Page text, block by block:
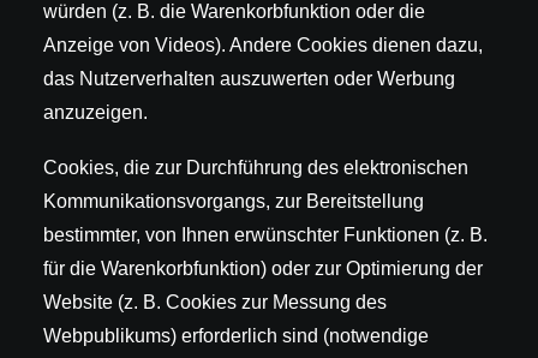
würden (z. B. die Warenkorbfunktion oder die
Anzeige von Videos). Andere Cookies dienen dazu,
das Nutzerverhalten auszuwerten oder Werbung
anzuzeigen.
Cookies, die zur Durchführung des elektronischen
Kommunikationsvorgangs, zur Bereitstellung
bestimmter, von Ihnen erwünschter Funktionen (z. B.
für die Warenkorbfunktion) oder zur Optimierung der
Website (z. B. Cookies zur Messung des
Webpublikums) erforderlich sind (notwendige